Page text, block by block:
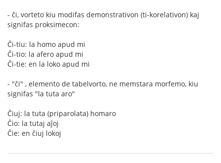
- ĉi, vorteto kiu modifas demonstrativon (ti-korelativon) kaj
signifas proksimecon:
Ĉi-tiu: la homo apud mi
Ĉi-tio: la afero apud mi
Ĉi-tie: en la loko apud mi
- "ĉi" , elemento de tabelvorto, ne memstara morfemo, kiu
signifas "la tuta aro"
Ĉiuj: la tuta (priparolata) homaro
Ĉio: la tutaj aĵoj
Ĉie: en ĉiuj lokoj